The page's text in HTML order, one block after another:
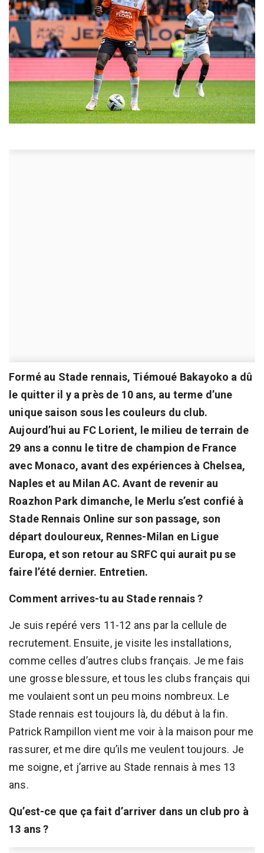
Formé au Stade rennais, Tiémoué Bakayoko a dû
le quitter il y a près de 10 ans, au terme d’une
unique saison sous les couleurs du club.
Aujourd’hui au FC Lorient, le milieu de terrain de
29 ans a connu le titre de champion de France
avec Monaco, avant des expériences à Chelsea,
Naples et au Milan AC. Avant de revenir au
Roazhon Park dimanche, le Merlu s’est confié à
Stade Rennais Online sur son passage, son
départ douloureux, Rennes-Milan en Ligue
Europa, et son retour au SRFC qui aurait pu se
faire l’été dernier. Entretien.
Comment arrives-tu au Stade rennais ?
Je suis repéré vers 11-12 ans par la cellule de
recrutement. Ensuite, je visite les installations,
comme celles d’autres clubs français. Je me fais
une grosse blessure, et tous les clubs français qui
me voulaient sont un peu moins nombreux. Le
Stade rennais est toujours là, du début à la fin.
Patrick Rampillon vient me voir à la maison pour me
rassurer, et me dire qu’ils me veulent toujours. Je
me soigne, et j’arrive au Stade rennais à mes 13
ans.
Qu’est-ce que ça fait d’arriver dans un club pro à
13 ans ?